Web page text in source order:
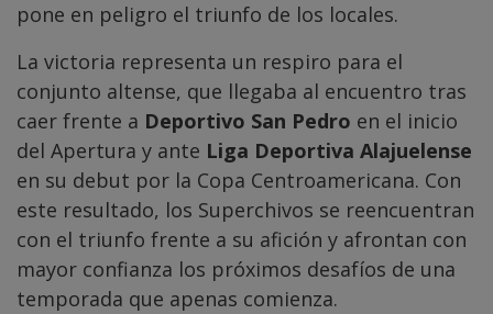
pone en peligro el triunfo de los locales.
La victoria representa un respiro para el
conjunto altense, que llegaba al encuentro tras
caer frente a Deportivo San Pedro en el inicio
del Apertura y ante Liga Deportiva Alajuelense
en su debut por la Copa Centroamericana. Con
este resultado, los Superchivos se reencuentran
con el triunfo frente a su afición y afrontan con
mayor confianza los próximos desafíos de una
temporada que apenas comienza.